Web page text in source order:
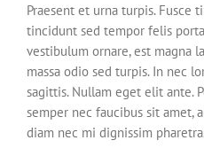
Praesent et urna turpis. Fusce
tincidunt sed tempor felis
vestibulum ornare, est magna
massa odio sed turpis. In nec
sagittis. Nullam eget elit ante.
semper nec faucibus sit amet,
diam nec mi dignissim